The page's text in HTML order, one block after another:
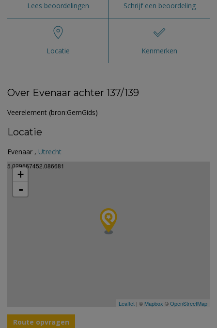
Lees beoordelingen Schrijf een beoordeling
Locatie Kenmerken
Over Evenaar achter 137/139
Veerelement (bron:GemGids)
Locatie
Evenaar , Utrecht
5.029567452.086681
+
-
Leaflet | © Mapbox ©OpenStreetMap
Route opvragen